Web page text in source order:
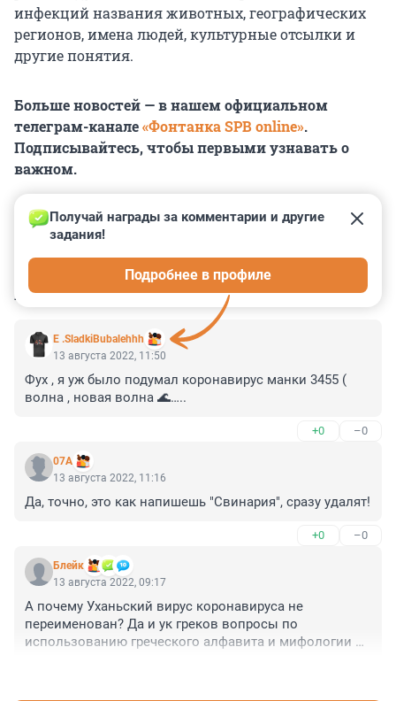
инфекций названия животных, географических
регионов, имена людей, культурные отсылки и
другие понятия.
Больше новостей — в нашем официальном
телеграм-канале«Фонтанка SPB online».
Подписывайтесь, чтобы первыми узнавать о
важном.
КОММЕНТАРИИ 11
E .SladkiBubalehhh
Получай награды за комментарии и другие
задания!
Подробнее в профиле
13 августа 2022, 11:50
Фух , я уж было подумал коронавирус манки 3455 (
волна , новая волна 🌊…..
+0 –0
07A
13 августа 2022, 11:16
Да, точно, это как напишешь "Свинария", сразу удалят!
+0 –0
Блейк
13 августа 2022, 09:17
А почему Уханьский вирус коронавируса не
переименован? Да и ук греков вопросы по
использованию греческого алфавита и мифологии